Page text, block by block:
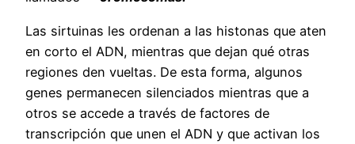
Las sirtuinas les ordenan a las histonas que aten
en corto el ADN, mientras que dejan qué otras
regiones den vueltas. De esta forma, algunos
genes permanecen silenciados mientras que a
otros se accede a través de factores de
transcripción que unen el ADN y que activan los